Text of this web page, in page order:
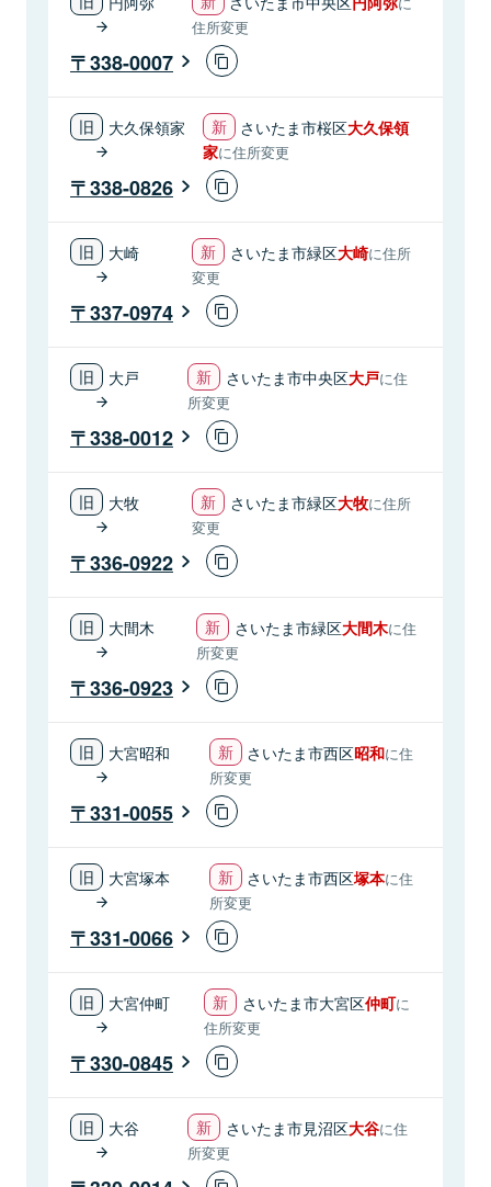
住所変更
338-0007
大久保領家 さいたま市桜区大久保領
家に住所変更
338-0826
大崎 さいたま市緑区大崎に住所
変更
337-0974
大戸 さいたま市中央区大戸に住
所変更
338-0012
大牧 さいたま市緑区大牧に住所
変更
336-0922
大間木 さいたま市緑区大間木に住
所変更
336-0923
大宮昭和 さいたま市西区昭和に住
所変更
331-0055
大宮塚本 さいたま市西区塚本に住
所変更
331-0066
大宮仲町 さいたま市大宮区仲町に
住所変更
330-0845
大谷 さいたま市見沼区大谷に住
所変更